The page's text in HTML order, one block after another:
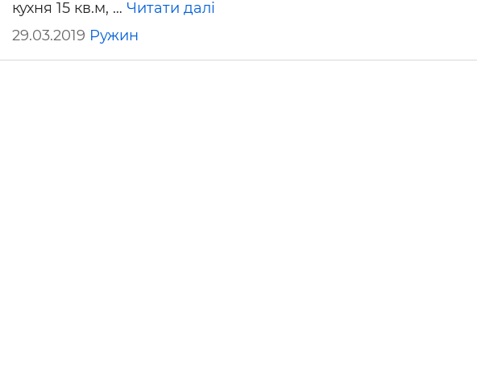
Будівельні і ремонтні послуги
кухня 15 кв.м, … Читати далі
29.03.2019 Ружин